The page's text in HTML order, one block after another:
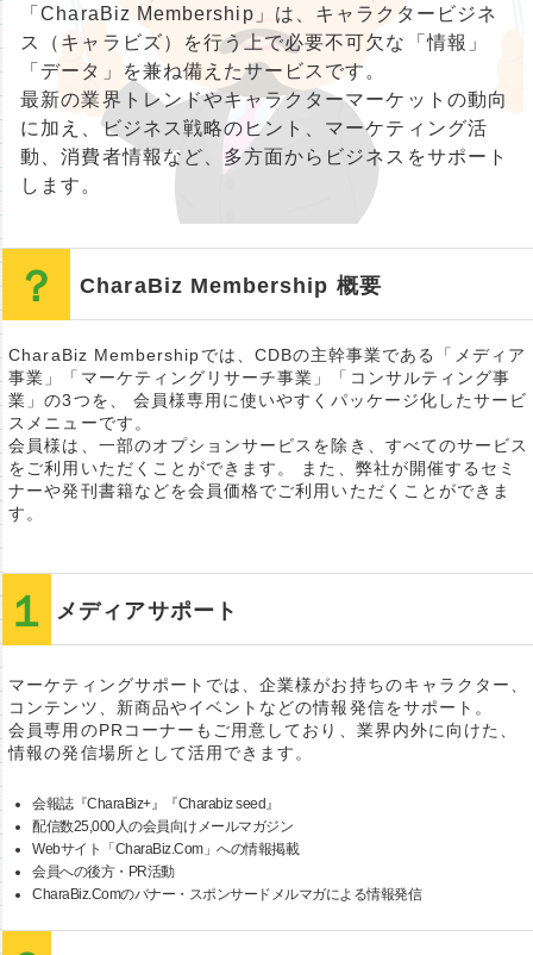
「CharaBiz Membership」は、キャラクタービジネ
ス（キャラビズ）を行う上で必要不可欠な「情報」
「データ」を兼ね備えたサービスです。
最新の業界トレンドやキャラクターマーケットの動向
に加え、ビジネス戦略のヒント、マーケティング活
動、消費者情報など、多方面からビジネスをサポート
します。
CharaBiz Membership 概要
CharaBiz Membershipでは、CDBの主幹事業である「メディア
事業」「マーケティングリサーチ事業」「コンサルティング事
業」の3つを、 会員様専用に使いやすくパッケージ化したサービ
スメニューです。
会員様は、一部のオプションサービスを除き、すべてのサービス
をご利用いただくことができます。 また、弊社が開催するセミ
ナーや発刊書籍などを会員価格でご利用いただくことができま
す。
メディアサポート
マーケティングサポートでは、企業様がお持ちのキャラクター、
コンテンツ、新商品やイベントなどの情報発信をサポート。
会員専用のPRコーナーもご用意しており、業界内外に向けた、
情報の発信場所として活用できます。
会報誌『CharaBiz+』『Charabiz seed』
配信数25,000人の会員向けメールマガジン
Webサイト「CharaBiz.Com」への情報掲載
会員への後方・PR活動
CharaBiz.Comのバナー・スポンサードメルマガによる情報発信